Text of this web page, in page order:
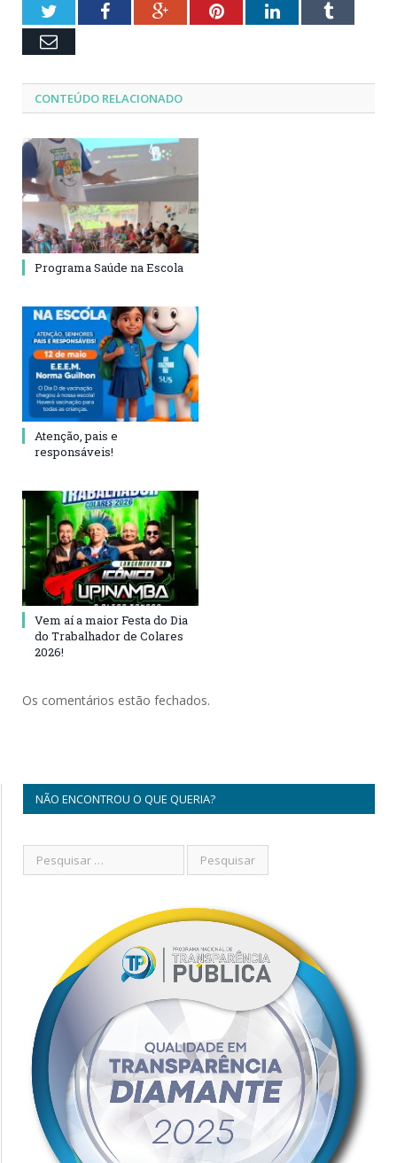
TwitterFacebookGoogle+PinterestLinkedInTumblr
Email
CONTEÚDO RELACIONADO
Programa Saúde na Escola
Atenção, pais e
responsáveis!
Vem aí a maior Festa do Dia
do Trabalhador de Colares
2026!
Os comentários estão fechados.
NÃO ENCONTROU O QUE QUERIA?